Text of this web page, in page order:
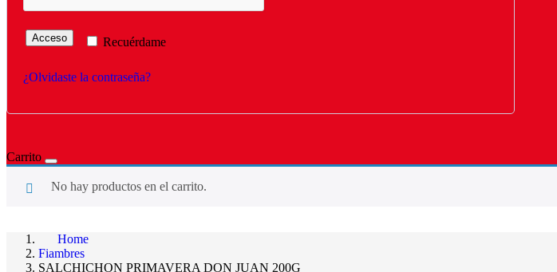
Recuérdame
Acceso
¿Olvidaste la contraseña?
Carrito
No hay productos en el carrito.
Home
Fiambres
SALCHICHON PRIMAVERA DON JUAN 200G